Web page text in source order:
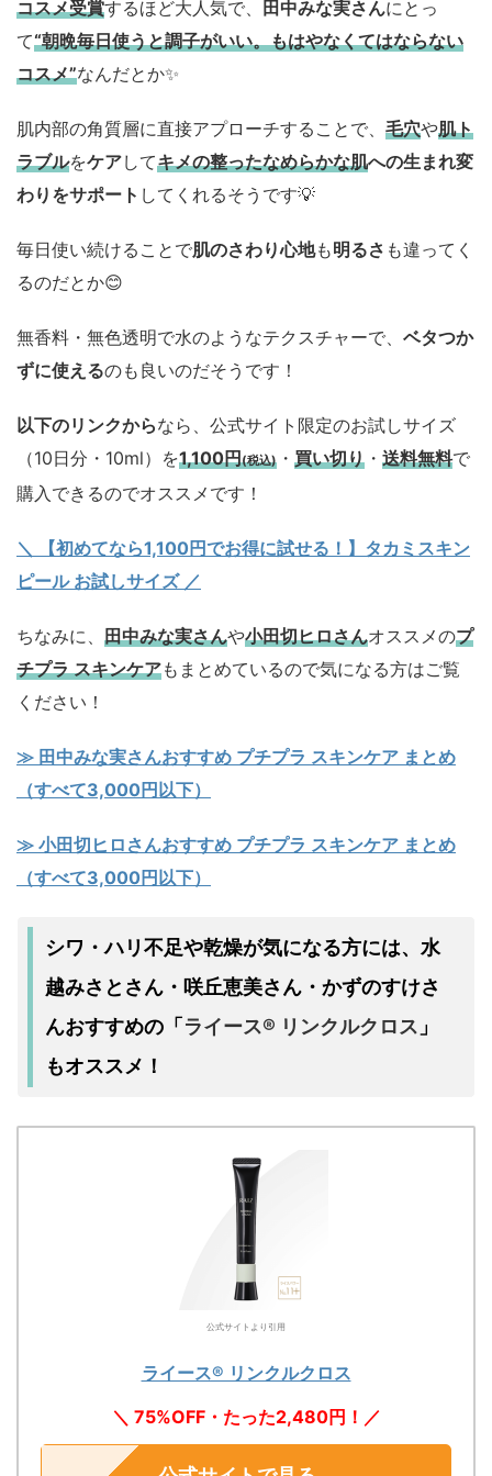
コスメ受賞するほど大人気で、 田中みな実さんにとっ
て“朝晩毎日使うと調子がいい。もはやなくてはならない
コスメ”なんだとか✨
肌内部の角質層に直接アプローチすることで、 毛穴や肌ト
ラブルをケアしてキメの整ったなめらかな肌への生まれ変
わりをサポート してくれるそうです💡
毎日使い続けることで肌のさわり心地も明るさ も違ってく
るのだとか😊
無香料・無色透明で水のようなテクスチャーで、 ベタつか
ずに使えるのも良いのだそうです！
以下のリンクからなら、公式サイト限定のお試しサイズ
（10日分・10ml）を1,100円(税込) ・ 買い切り ・ 送料無料で
購入できるのでオススメです！
＼ 【初めてなら1,100円でお得に試せる！】タカミスキン
ピール お試しサイズ／
ちなみに、 田中みな実さんや小田切ヒロさんオススメのプ
チプラ スキンケアもまとめているので気になる方はご覧
ください！
≫ 田中みな実さんおすすめ プチプラ スキンケア まとめ
（すべて3,000円以下）
≫ 小田切ヒロさんおすすめ プチプラ スキンケア まとめ
（すべて3,000円以下）
シワ・ハリ不足や乾燥が気になる方には、水
越みさとさん・咲丘恵美さん・かずのすけさ
んおすすめの 「 ライース® リンクルクロス 」
もオススメ！
公式サイトより引用
ライース® リンクルクロス
＼ 75%OFF・たった2,480円！／